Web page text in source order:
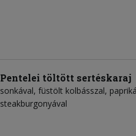
Pentelei töltött sertéskaraj
sonkával, füstölt kolbásszal,
steakburgonyával